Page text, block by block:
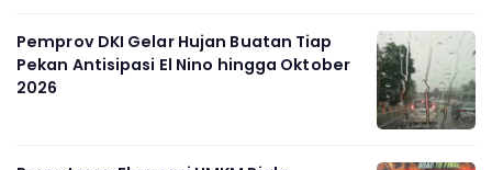
Pemprov DKI Gelar Hujan Buatan Tiap
Pekan Antisipasi El Nino hingga Oktober
2026